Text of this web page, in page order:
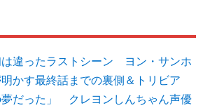
は違ったラストシーン ヨン・サンホ
かす最終話までの裏側＆トリビア
だった」 クレヨンしんちゃん声優